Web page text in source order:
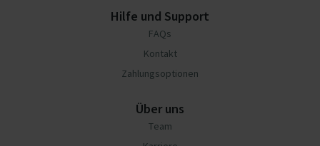
Hilfe und Support
FAQs
Kontakt
Zahlungsoptionen
Über uns
Team